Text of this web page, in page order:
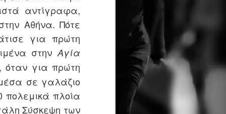
αντίγραφα,
Αθήνα. Πότε
για πρώτη
στην Αγία
όταν για πρώτη
σε γαλάζιο
πολεμικά πλοία
Σύσκεψη των
τέταρτη χρονιά στους
Μαρτυρικούς Ταξιάρχες σε,
δύο αναβαθμισμένους
αγώνες:
· Δρόμος Θυσίας 21,1 χλμ
· Δρόμος Θυσίας 4,7 χλμ
Στο Δρόμο Θυσίας «Κακολύρι
1944» οι δρομείς αγωνίζονται,